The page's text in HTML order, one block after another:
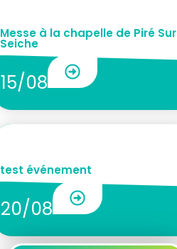
Messe à la chapelle de Piré Sur
Seiche
15/08
test événement
20/08